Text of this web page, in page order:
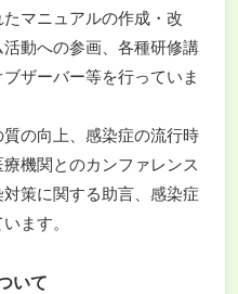
マニュアルの作成・改
動への参画、各種研修講
ザーバー等を行っていま
の向上、感染症の流行時
機関とのカンファレンス
策に関する助言、感染症
ます。
いて